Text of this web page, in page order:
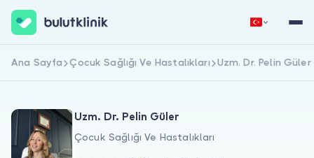
Hemen Kaydol Giriş Yap
Ana Sayfa Çocuk Sağlığı Ve Hastalıkları Uzm. Dr. Pelin Güler
Uzm. Dr. Pelin Güler
Çocuk Sağlığı Ve Hastalıkları